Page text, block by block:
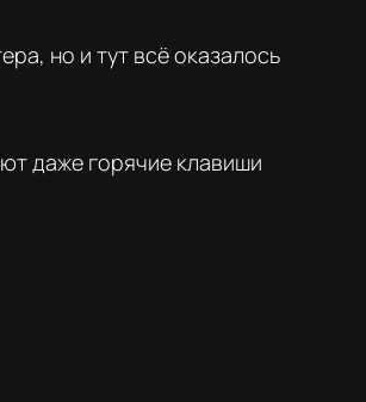
но и тут всё оказалось
даже горячие клавиши